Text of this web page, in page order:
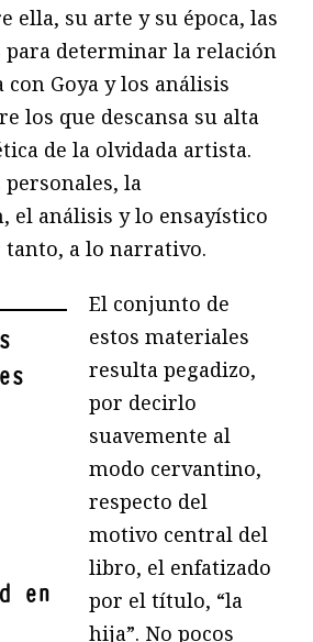
ella, su arte y su época, las
para determinar la relación
Goya y los análisis
los que descansa su alta
de la olvidada artista.
la
el análisis y lo ensayístico
a lo narrativo.
en
El conjunto de
estos materiales
resulta pegadizo,
por decirlo
suavemente al
modo cervantino,
respecto del
motivo central del
libro, el enfatizado
por el título, “la
hija”. No pocos